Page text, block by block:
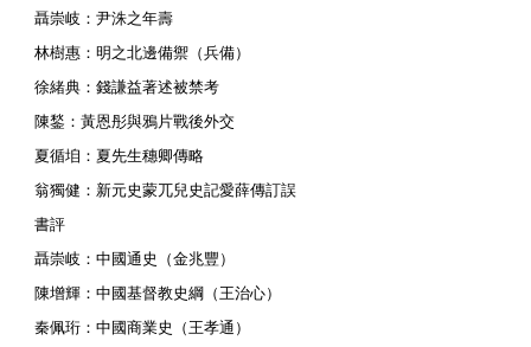
聶崇岐：尹洙之年壽
林樹惠：明之北邊備禦（兵備）
徐緒典：錢謙益著述被禁考
陳鍫：黃恩彤與鴉片戰後外交
夏循垍：夏先生穗卿傳略
翁獨健：新元史蒙兀兒史記愛薛傳訂誤
書評
聶崇岐：中國通史（金兆豐）
陳增輝：中國基督教史綱（王治心）
秦佩珩：中國商業史（王孝通）